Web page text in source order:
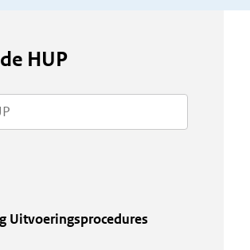
HUP
Uitvoeringsprocedures